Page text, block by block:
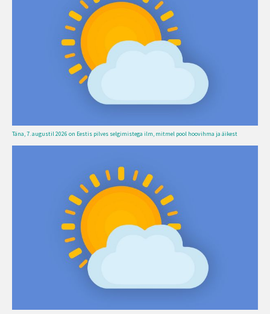
Täna, 7. augustil 2026 on Eestis pilves selgimistega ilm, mitmel pool hoovihma ja äikest